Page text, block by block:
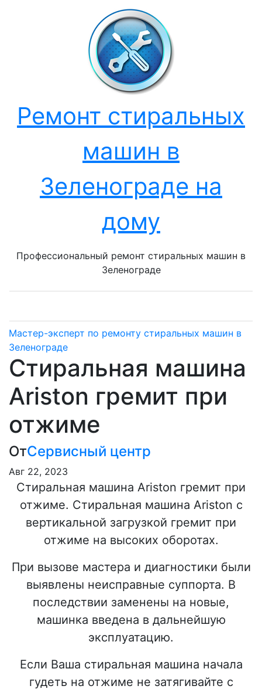
Ремонт стиральных
машин в
Зеленограде на
дому
Профессиональный ремонт стиральных машин в
Зеленограде
Мастер-эксперт по ремонту стиральных машин в
Зеленограде
Стиральная машина
Ariston гремит при
отжиме
ОтСервисный центр
Авг 22, 2023
Стиральная машина Ariston гремит при
отжиме. Стиральная машина Ariston с
вертикальной загрузкой гремит при
отжиме на высоких оборотах.
При вызове мастера и диагностики были
выявлены неисправные суппорта. В
последствии заменены на новые,
машинка введена в дальнейшую
эксплуатацию.
Если Ваша стиральная машина начала
гудеть на отжиме не затягивайте с